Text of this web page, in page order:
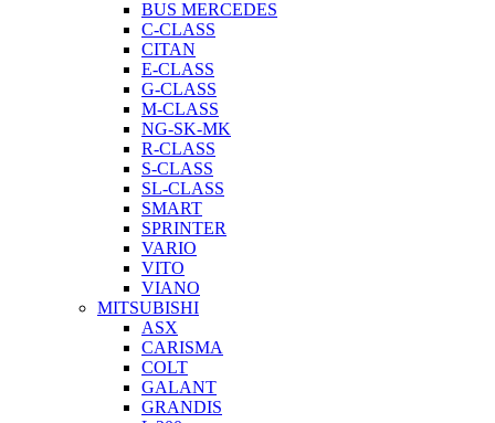
BUS MERCEDES
C-CLASS
CITAN
E-CLASS
G-CLASS
M-CLASS
NG-SK-MK
R-CLASS
S-CLASS
SL-CLASS
SMART
SPRINTER
VARIO
VITO
VIANO
MITSUBISHI
ASX
CARISMA
COLT
GALANT
GRANDIS